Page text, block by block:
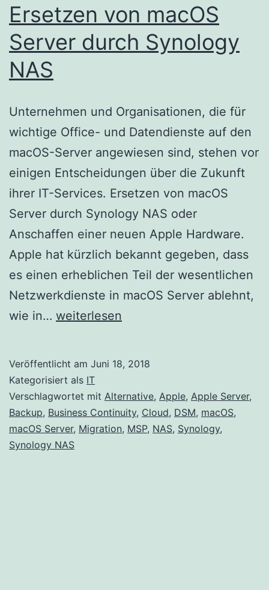
Ersetzen von macOS
Server durch Synology
NAS
Unternehmen und Organisationen, die für
wichtige Office- und Datendienste auf den
macOS-Server angewiesen sind, stehen vor
einigen Entscheidungen über die Zukunft
ihrer IT-Services. Ersetzen von macOS
Server durch Synology NAS oder
Anschaffen einer neuen Apple Hardware.
Apple hat kürzlich bekannt gegeben, dass
es einen erheblichen Teil der wesentlichen
Netzwerkdienste in macOS Server ablehnt,
wie in… Ersetzen
Server
durch
Synology
NAS
weiterlesen
Veröffentlicht am Juni 18, 2018
Kategorisiert als IT
Verschlagwortet mit Alternative, Apple, Apple Server,
Backup, Business Continuity, Cloud, DSM, macOS,
macOS Server, Migration, MSP, NAS, Synology,
Synology NAS